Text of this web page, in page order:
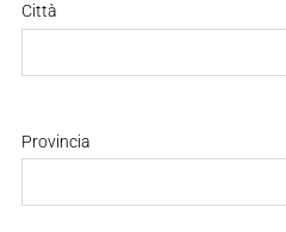
Città
Provincia